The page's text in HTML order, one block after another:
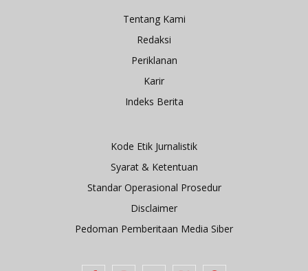
Tentang Kami
Redaksi
Periklanan
Karir
Indeks Berita
Kode Etik Jurnalistik
Syarat & Ketentuan
Standar Operasional Prosedur
Disclaimer
Pedoman Pemberitaan Media Siber